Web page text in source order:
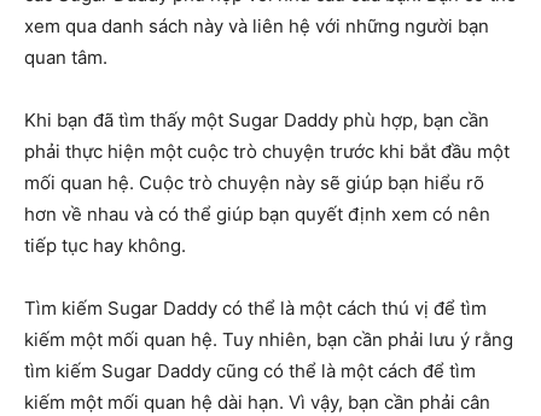
xem qua danh sách này và liên hệ với những người bạn
quan tâm.
Khi bạn đã tìm thấy một Sugar Daddy phù hợp, bạn cần
phải thực hiện một cuộc trò chuyện trước khi bắt đầu một
mối quan hệ. Cuộc trò chuyện này sẽ giúp bạn hiểu rõ
hơn về nhau và có thể giúp bạn quyết định xem có nên
tiếp tục hay không.
Tìm kiếm Sugar Daddy có thể là một cách thú vị để tìm
kiếm một mối quan hệ. Tuy nhiên, bạn cần phải lưu ý rằng
tìm kiếm Sugar Daddy cũng có thể là một cách để tìm
kiếm một mối quan hệ dài hạn. Vì vậy, bạn cần phải cân